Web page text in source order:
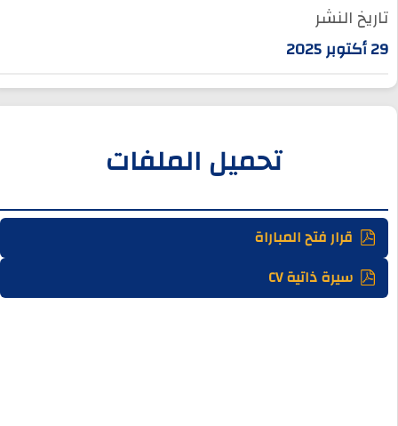
تاريخ النشر
29 أكتوبر 2025
تحميل الملفات
قرار فتح المباراة
سيرة ذاتية CV